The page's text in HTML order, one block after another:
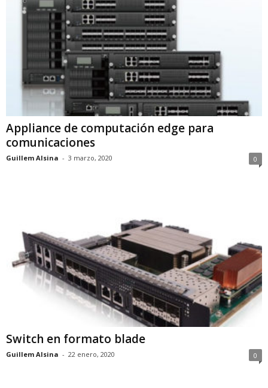
Appliance de computación edge para
comunicaciones
Guillem Alsina - 3 marzo, 2020 0
Switch en formato blade
Guillem Alsina - 22 enero, 2020 0